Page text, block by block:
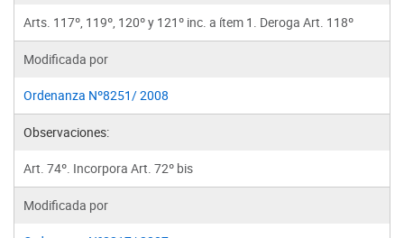
Arts. 117º, 119º, 120º y 121º inc. a ítem 1. Deroga Art. 118º
Modificada por
Ordenanza Nº8251/ 2008
Observaciones:
Art. 74º. Incorpora Art. 72º bis
Modificada por